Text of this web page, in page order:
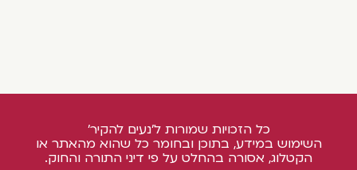
כל הזכויות שמורות ל'נעים להקיר'
השימוש במידע, בתוכן ובחומר כל שהוא מהאתר או
הקטלוג, אסורה בהחלט על פי דיני התורה והחוק.